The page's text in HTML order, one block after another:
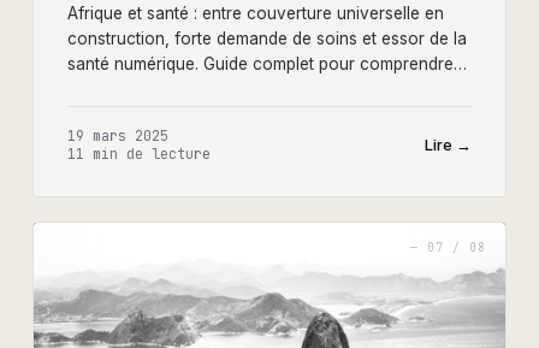
Afrique et santé : entre couverture universelle en
construction, forte demande de soins et essor de la
santé numérique. Guide complet pour comprendre
19 mars 2025
11 min de lecture Lire →
— 07 / 08